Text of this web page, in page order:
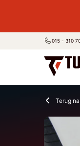
015 - 310
Terug